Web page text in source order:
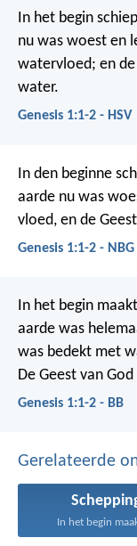
In het begin
nu was woest en
watervloed; en
water.
Genesis 1:1-2 - HSV
In den beginne
aarde nu was
vloed, en de
Genesis 1:1-2 - NBG
In het begin
aarde was
was bedekt met
De Geest van
Genesis 1:1-2 - BB
Gerelateerde
In het begin